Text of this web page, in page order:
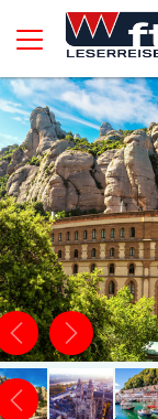
Es konnten keine
unser Service-Center.